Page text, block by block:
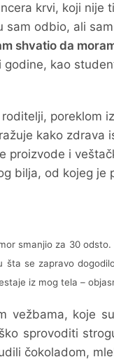
krvi, koji nije
sam odbio, ali
shvatio da
kao
poreklom
kako zdrava
proizvode i
bilja, od kojeg je
smanjio za 30
se zapravo
iz mog tela –
vežbama, koje
sprovoditi
čokoladom,